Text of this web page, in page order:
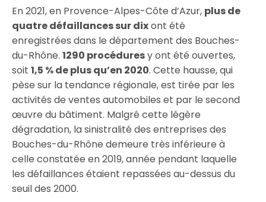
En 2021, en Provence-Alpes-Côte d’Azur, plus de
quatre défaillances sur dixont été
enregistrées dans le département des Bouches-
du-Rhône. 1290 procéduresy ont été ouvertes,
soit 1,5 % de plus qu’en 2020. Cette hausse, qui
pèse sur la tendance régionale, est tirée par les
activités de ventes automobiles et par le second
œuvre du bâtiment. Malgré cette légère
dégradation, la sinistralité des entreprises des
Bouches-du-Rhône demeure très inférieure à
celle constatée en 2019, année pendant laquelle
les défaillances étaient repassées au-dessus du
seuil des 2000.